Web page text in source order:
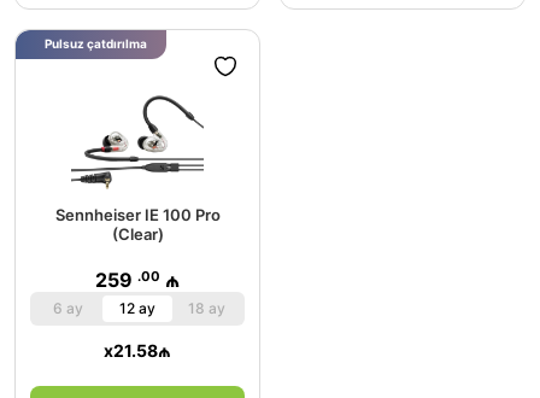
Sennheiser IE 100 Pro
(Clear)
259 .00 ₼
6 ay 12 ay 18 ay
x21.58₼
Pulsuz çatdırılma